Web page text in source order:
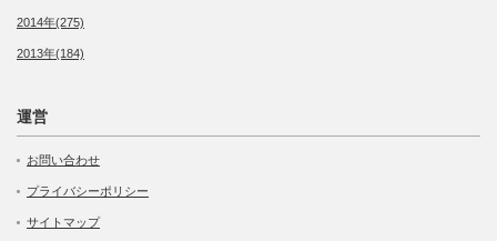
2014年(275)
2013年(184)
運営
お問い合わせ
プライバシーポリシー
サイトマップ